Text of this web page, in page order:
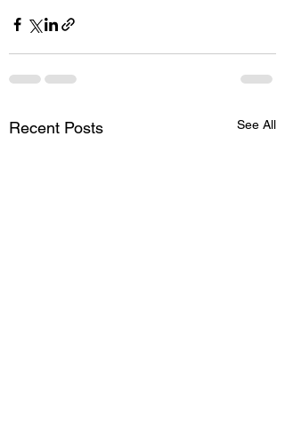
Recent Posts See All